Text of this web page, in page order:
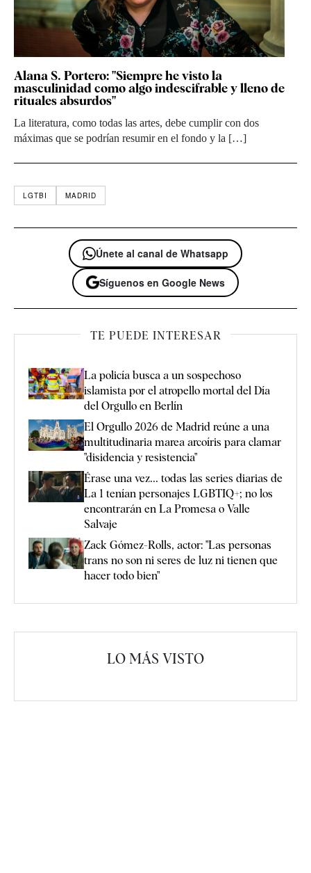
Alana S. Portero: "Siempre he visto la
masculinidad como algo indescifrable y lleno de
rituales absurdos"
La literatura, como todas las artes, debe cumplir con dos
máximas que se podrían resumir en el fondo y la […]
LGTBI MADRID
Únete al canal de Whatsapp
Síguenos en Google News
TE PUEDE INTERESAR
La policía busca a un sospechoso
islamista por el atropello mortal del Día
del Orgullo en Berlín
El Orgullo 2026 de Madrid reúne a una
multitudinaria marea arcoíris para clamar
"disidencia y resistencia"
Érase una vez... todas las series diarias de
La 1 tenían personajes LGBTIQ+; no los
encontrarán en La Promesa o Valle
Salvaje
Zack Gómez-Rolls, actor: "Las personas
trans no son ni seres de luz ni tienen que
hacer todo bien"
LO MÁS VISTO